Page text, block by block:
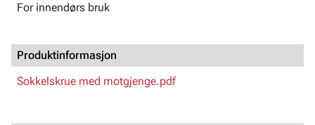
For innendørs bruk
Produktinformasjon
Sokkelskrue med motgjenge.pdf